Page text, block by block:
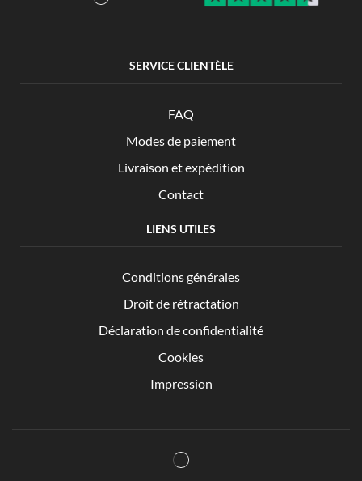
SERVICE CLIENTÈLE
FAQ
Modes de paiement
Livraison et expédition
Contact
LIENS UTILES
Conditions générales
Droit de rétractation
Déclaration de confidentialité
Cookies
Impression